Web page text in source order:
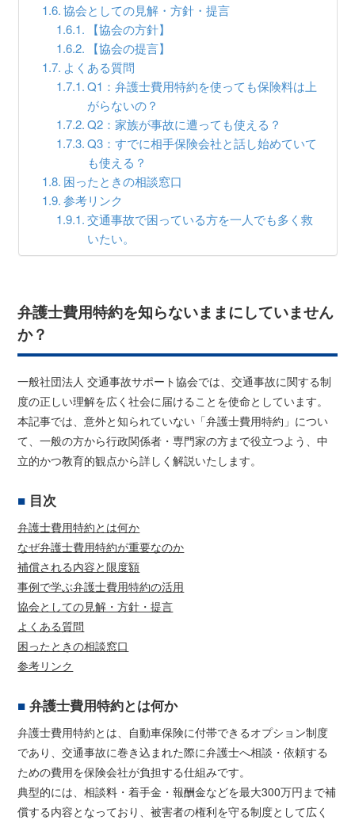
協会としての見解・方針・提言
【協会の方針】
【協会の提言】
よくある質問
Q1：弁護士費用特約を使っても保険料は上
がらないの？
Q2：家族が事故に遭っても使える？
Q3：すでに相手保険会社と話し始めていて
も使える？
困ったときの相談窓口
参考リンク
交通事故で困っている方を一人でも多く救
いたい。
弁護士費用特約を知らないままにしていません
か？
一般社団法人 交通事故サポート協会では、交通事故に関する制
度の正しい理解を広く社会に届けることを使命としています。
本記事では、意外と知られていない「弁護士費用特約」につい
て、一般の方から行政関係者・専門家の方まで役立つよう、中
立的かつ教育的観点から詳しく解説いたします。
目次
弁護士費用特約とは何か
なぜ弁護士費用特約が重要なのか
補償される内容と限度額
事例で学ぶ弁護士費用特約の活用
協会としての見解・方針・提言
よくある質問
困ったときの相談窓口
参考リンク
弁護士費用特約とは何か
弁護士費用特約とは、自動車保険に付帯できるオプション制度
であり、交通事故に巻き込まれた際に弁護士へ相談・依頼する
ための費用を保険会社が負担する仕組みです。
典型的には、相談料・着手金・報酬金などを最大300万円まで補
償する内容となっており、被害者の権利を守る制度として広く